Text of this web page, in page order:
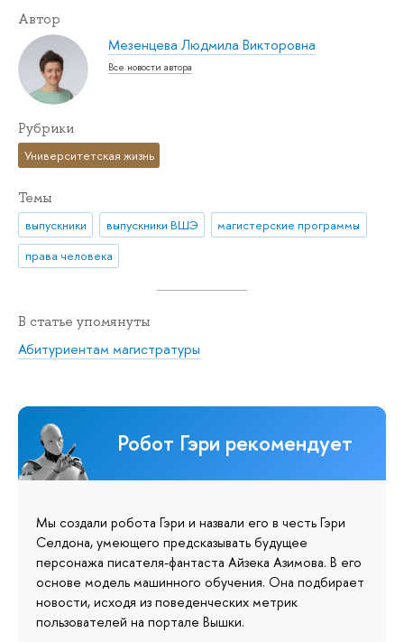
Автор
Мезенцева Людмила Викторовна
Все новости автора
Рубрики
Университетская жизнь
Темы
выпускники выпускники ВШЭ
магистерские программы
права человека
В статье упомянуты
Абитуриентам магистратуры
Робот Гэри рекомендует
Мы создали робота Гэри и назвали его в честь Гэри
Селдона, умеющего предсказывать будущее
персонажа писателя-фантаста Айзека Азимова. В его
основе модель машинного обучения. Она подбирает
новости, исходя из поведенческих метрик
пользователей на портале Вышки.